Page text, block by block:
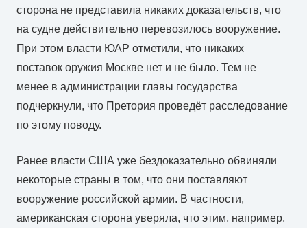
сторона не представила никаких доказательств, что
на судне действительно перевозилось вооружение.
При этом власти ЮАР отметили, что никаких
поставок оружия Москве нет и не было. Тем не
менее в администрации главы государства
подчеркнули, что Претория проведёт расследование
по этому поводу.
Ранее власти США уже бездоказательно обвиняли
некоторые страны в том, что они поставляют
вооружение российской армии. В частности,
американская сторона уверяла, что этим, например,